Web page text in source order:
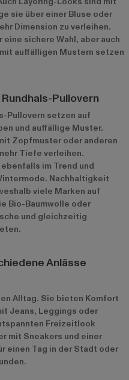
sie über einer Bluse oder
Dimension zu verleihen.
sichere Wahl, aber auch
auffälligen Mustern setzen
Pullovern
Pullovern setzen auf
und auffällige Muster.
Zopfmuster oder anderen
Tiefe verleihen.
im Trend und
Nachhaltigkeit
viele Marken auf
Bio-Baumwolle oder
und gleichzeitig
Anlässe
Alltag. Sie bieten Komfort
Jeans, Leggings oder
Freizeitlook
mit Sneakers und einer
einen Tag in der Stadt oder